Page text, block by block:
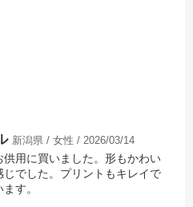
新潟県 / 女性 / 2026/03/14
用に買いました。形もかわい
でした。プリントもキレイで
す。